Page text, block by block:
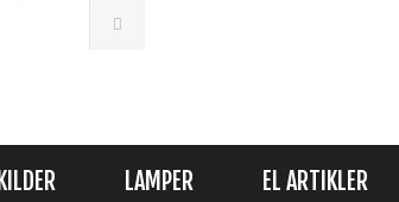
LAMPER EL ARTIKLER